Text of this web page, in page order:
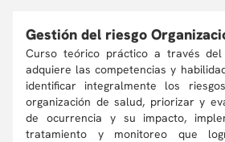
Gestión del riesgo
Curso teórico práctico a través
adquiere las competencias y
identificar integralmente los
organización de salud, priorizar y
de ocurrencia y su impacto,
tratamiento y monitoreo que